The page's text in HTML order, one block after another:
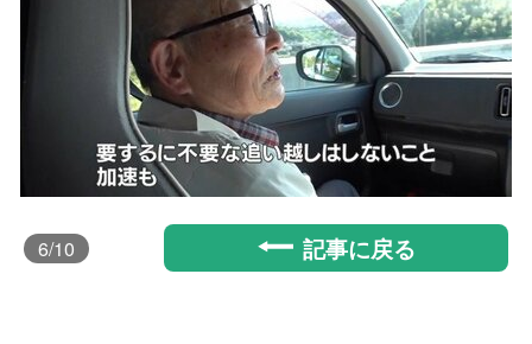
6/10 記事に戻る